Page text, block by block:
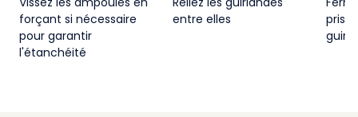
forçant si nécessaire
pour garantir
l'étanchéité
entre elles
prise